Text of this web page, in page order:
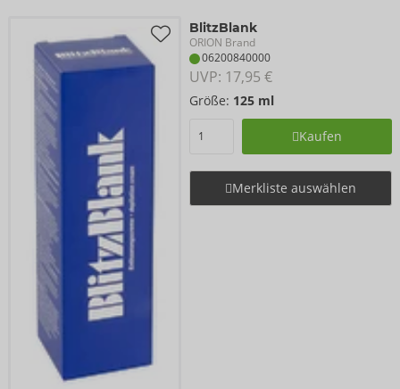
BlitzBlank
ORION Brand
06200840000
UVP: 17,95 €
Größe: 125 ml
Kaufen
Merkliste auswählen